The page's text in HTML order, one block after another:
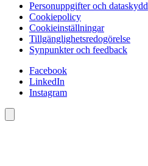
Personuppgifter och dataskydd
Cookiepolicy
Cookieinställningar
Tillgänglighetsredogörelse
Synpunkter och feedback
Facebook
LinkedIn
Instagram